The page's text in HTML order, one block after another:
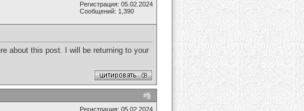
Регистрация: 05.02.2024
Сообщений: 1,390
about this post. I will be returning to your
#5
Регистрация: 05.02.2024